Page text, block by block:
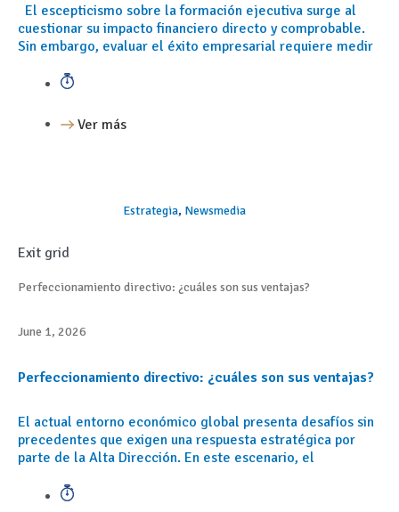
​El escepticismo sobre la formación ejecutiva surge al
cuestionar su impacto financiero directo y comprobable.
Sin embargo, evaluar el éxito empresarial requiere medir
Ver más
Estrategia, Newsmedia
Exit grid
Perfeccionamiento directivo: ¿cuáles son sus ventajas?
June 1, 2026
Perfeccionamiento directivo: ¿cuáles son sus ventajas?
El actual entorno económico global presenta desafíos sin
precedentes que exigen una respuesta estratégica por
parte de la Alta Dirección. En este escenario, el